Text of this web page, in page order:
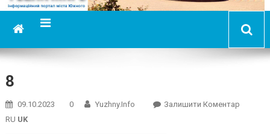
8
09.10.2023 0 Yuzhny.info Залишити КоментарOn
RU UK